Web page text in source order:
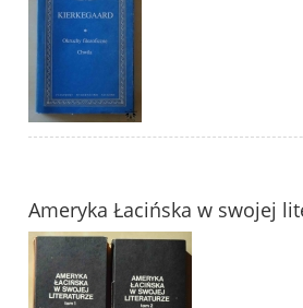
Ameryka Łacińska w swojej